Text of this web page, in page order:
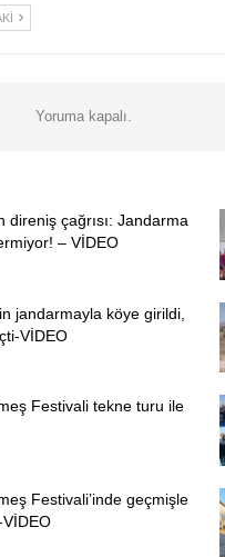
Yoruma kapalı.
direniş çağrısı: Jandarma
– VİDEO
jandarmayla köye girildi,
VİDEO
Festivali tekne turu ile
Festivali’inde geçmişle